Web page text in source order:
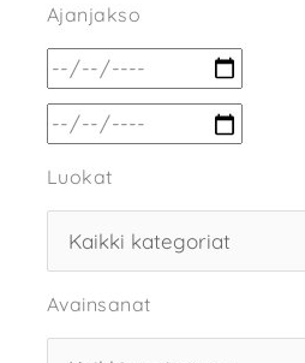
Ajanjakso
Luokat
Avainsanat